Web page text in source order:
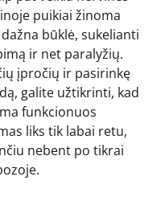
puikiai žinoma
būklė, sukelianti
ir net paralyžių.
įpročių ir pasirinkę
galite užtikrinti, kad
funkcionuos
liks tik labai retu,
nebent po tikrai